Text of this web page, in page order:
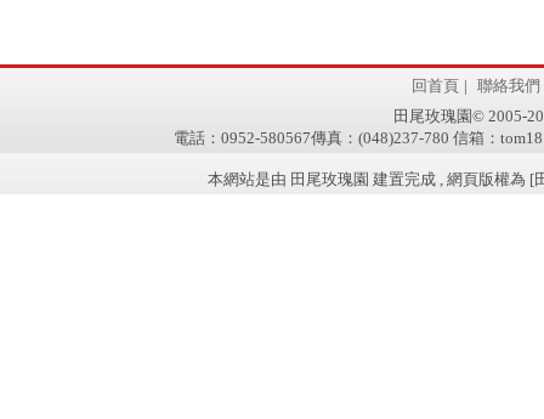
回首頁 | 聯絡我們
田尾玫瑰園© 2005-
電話：0952-580567傳真：(048)237-780 信箱：
本網站是由 田尾玫瑰園 建置完成 , 網頁版權為